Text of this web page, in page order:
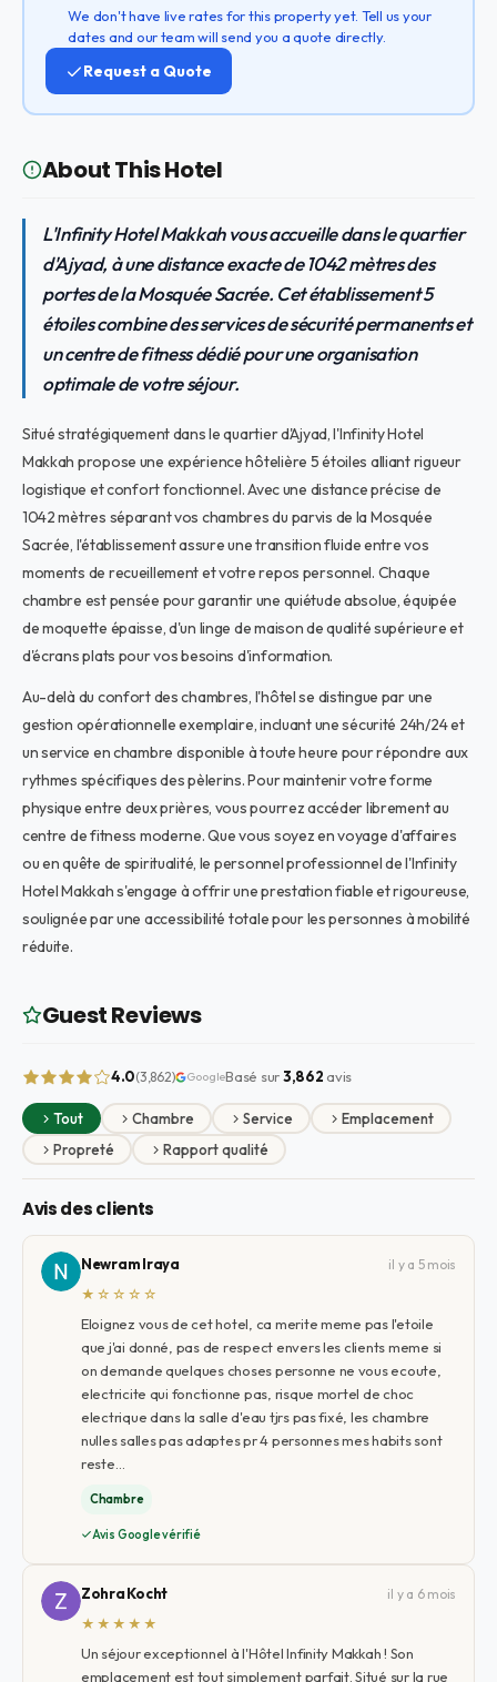
We don't have live rates for this property yet. Tell us your
dates and our team will send you a quote directly.
Request a Quote
About This Hotel
L'Infinity Hotel Makkah vous accueille dans le quartier
d'Ajyad, à une distance exacte de 1042 mètres des
portes de la Mosquée Sacrée. Cet établissement 5
étoiles combine des services de sécurité permanents et
un centre de fitness dédié pour une organisation
optimale de votre séjour.
Situé stratégiquement dans le quartier d'Ajyad, l'Infinity Hotel
Makkah propose une expérience hôtelière 5 étoiles alliant rigueur
logistique et confort fonctionnel. Avec une distance précise de
1042 mètres séparant vos chambres du parvis de la Mosquée
Sacrée, l'établissement assure une transition fluide entre vos
moments de recueillement et votre repos personnel. Chaque
chambre est pensée pour garantir une quiétude absolue, équipée
de moquette épaisse, d'un linge de maison de qualité supérieure et
d'écrans plats pour vos besoins d'information.
Au-delà du confort des chambres, l'hôtel se distingue par une
gestion opérationnelle exemplaire, incluant une sécurité 24h/24 et
un service en chambre disponible à toute heure pour répondre aux
rythmes spécifiques des pèlerins. Pour maintenir votre forme
physique entre deux prières, vous pourrez accéder librement au
centre de fitness moderne. Que vous soyez en voyage d'affaires
ou en quête de spiritualité, le personnel professionnel de l'Infinity
Hotel Makkah s'engage à offrir une prestation fiable et rigoureuse,
soulignée par une accessibilité totale pour les personnes à mobilité
réduite.
Guest Reviews
4.0(3,862) GoogleBasé sur3,862 avis
Tout Chambre Service
Emplacement
Propreté
Rapport qualité
Avis des clients
Newram Iraya
il y a 5 mois
★☆☆☆☆
Eloignez vous de cet hotel, ca merite meme pas l'etoile
que j'ai donné, pas de respect envers les clients meme si
on demande quelques choses personne ne vous ecoute,
electricite qui fonctionne pas, risque mortel de choc
electrique dans la salle d'eau tjrs pas fixé, les chambre
nulles salles pas adaptes pr 4 personnes mes habits sont
reste…
Chambre
Avis Google vérifié
Zohra Kocht
il y a 6 mois
★★★★★
Un séjour exceptionnel à l'Hôtel Infinity Makkah ! Son
emplacement est tout simplement parfait. Situé sur la rue